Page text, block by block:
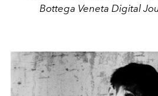
Bottega Veneta Digital